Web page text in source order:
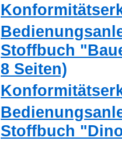
Stoffbuch
8 Seiten)
Stoffbuch